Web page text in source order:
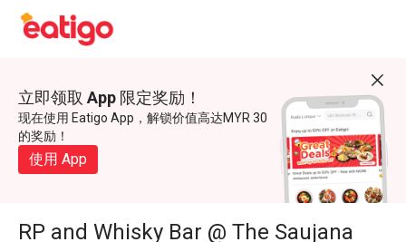
立即领取 App 限定奖励！
现在使用 Eatigo App，解锁价值高达MYR 30
的奖励！
使用 App
RP and Whisky Bar @ The Saujana